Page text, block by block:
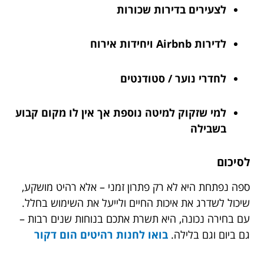
לצעירים בדירות שכורות
לדירות Airbnb ויחידות אירוח
לחדרי נוער / סטודנטים
למי שזקוק למיטה נוספת אך אין לו מקום קבוע
בשבילה
לסיכום
ספה נפתחת היא לא רק פתרון זמני – אלא רהיט מושקע,
שיכול לשדרג את איכות החיים ולייעל את השימוש בחלל.
עם בחירה נכונה, היא תשרת אתכם בנוחות שנים רבות –
גם ביום וגם בלילה. בואו לחנות רהיטים הום דקור